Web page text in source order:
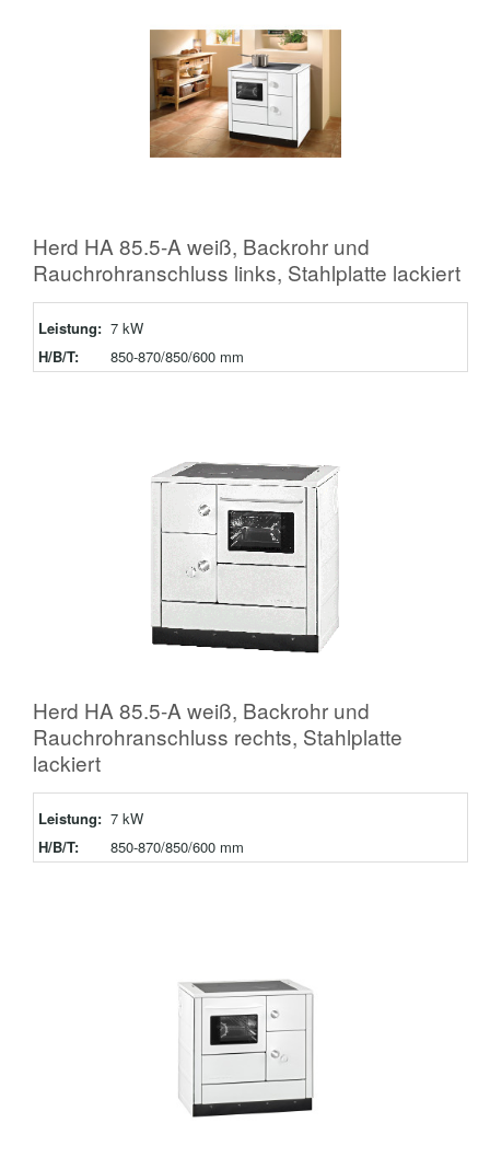
Herd HA 85.5-A weiß, Backrohr und
Rauchrohranschluss links, Stahlplatte lackiert
Leistung: 7 kW
H/B/T:
850-870/850/600 mm
Herd HA 85.5-A weiß, Backrohr und
Rauchrohranschluss rechts, Stahlplatte
lackiert
Leistung: 7 kW
H/B/T:
850-870/850/600 mm